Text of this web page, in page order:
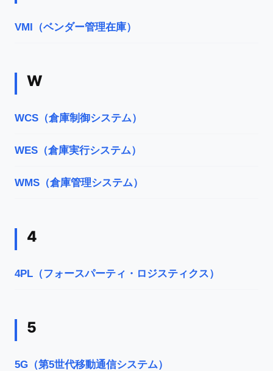
VMI（ベンダー管理在庫）
W
WCS（倉庫制御システム）
WES（倉庫実行システム）
WMS（倉庫管理システム）
4
4PL（フォースパーティ・ロジスティクス）
5
5G（第5世代移動通信システム）